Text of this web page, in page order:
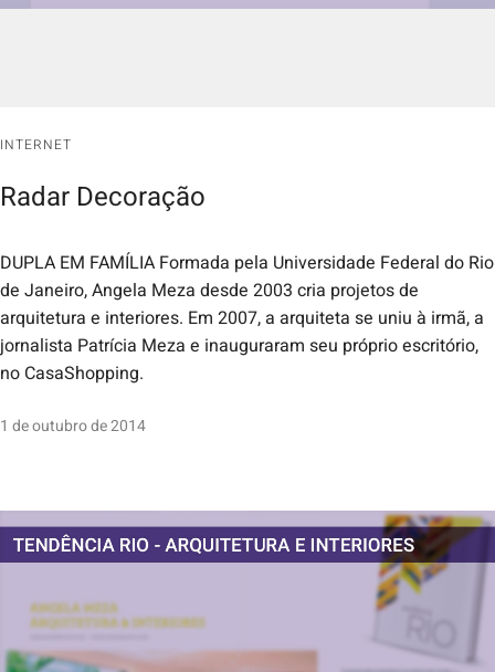
INTERNET
Radar Decoração
DUPLA EM FAMÍLIA Formada pela Universidade Federal do Rio
de Janeiro, Angela Meza desde 2003 cria projetos de
arquitetura e interiores. Em 2007, a arquiteta se uniu à irmã, a
jornalista Patrícia Meza e inauguraram seu próprio escritório,
no CasaShopping.
1 de outubro de 2014